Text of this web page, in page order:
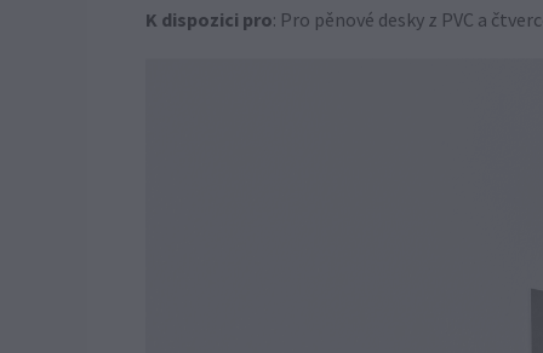
K dispozici pro: Pro pěnové desky z PVC a